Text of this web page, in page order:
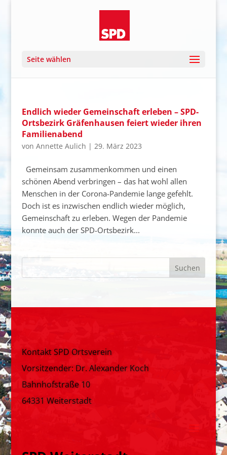
Seite wählen
Endlich wieder Gemeinschaft erleben – SPD-
Ortsbezirk Gräfenhausen feiert wieder ihren
Familienabend
von Annette Aulich | 29. März 2023
Gemeinsam zusammenkommen und einen
schönen Abend verbringen – das hat wohl allen
Menschen in der Corona-Pandemie lange gefehlt.
Doch ist es inzwischen endlich wieder möglich,
Gemeinschaft zu erleben. Wegen der Pandemie
konnte auch der SPD-Ortsbezirk...
Kontakt SPD Ortsverein
Vorsitzender: Dr. Alexander Koch
Bahnhofstraße 10
64331 Weiterstadt